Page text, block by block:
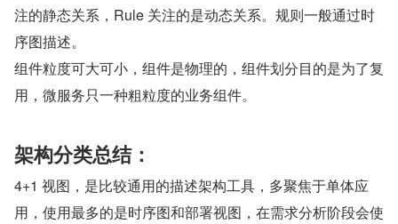
注的静态关系，Rule 关注的是动态关系。规则一般通过时
序图描述。
组件粒度可大可小，组件是物理的，组件划分目的是为了复
用，微服务只一种粗粒度的业务组件。
架构分类总结：
4+1 视图，是比较通用的描述架构工具，多聚焦于单体应
用，使用最多的是时序图和部署视图，在需求分析阶段会使